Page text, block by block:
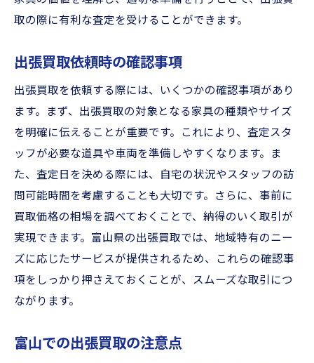
取の際に有利な査定を受けることができます。
出張買取依頼時の確認事項
出張買取を依頼する際には、いくつかの確認事項があり
ます。まず、出張買取の対象となる家具の種類やサイズ
を明確に伝えることが重要です。これにより、査定スタ
ッフが必要な道具や車両を準備しやすくなります。ま
た、査定日を決める際には、自宅の状況やスタッフの訪
問可能時間を考慮することも大切です。さらに、事前に
買取価格の相場を調べておくことで、納得のいく取引が
実現できます。富山県の出張買取では、地域特有のニー
ズに応じたサービスが提供されるため、これらの確認事
項をしっかり押さえておくことが、スムーズな取引につ
ながります。
富山での出張買取の注意点